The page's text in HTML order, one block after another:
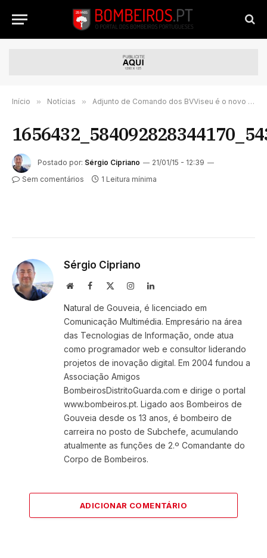
Início » Notícias » Adjunto de Comando dos BVViseu é o novo 2º CODIS
Postado por: Sérgio Cipriano
21/01/15 - 12:39
Sem comentários
1 Leitura mínima
Sérgio Cipriano
WebsiteFacebook InstagramLinkedIn
Natural de Gouveia, é licenciado em
Comunicação Multimédia. Empresário na área
das Tecnologias de Informação, onde atua
como programador web e consultor liderando
projetos de inovação digital. Em 2004 fundou a
Associação Amigos
BombeirosDistritoGuarda.com e dirige o portal
www.bombeiros.pt. Ligado aos Bombeiros de
Gouveia desde os 13 anos, é bombeiro de
carreira no posto de Subchefe, acumulando
atualmente as funções de 2.º Comandante do
Corpo de Bombeiros.
ADICIONAR COMENTÁRIO